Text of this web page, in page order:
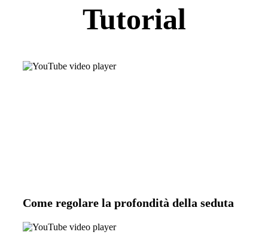
Tutorial
Come regolare la profondità della seduta